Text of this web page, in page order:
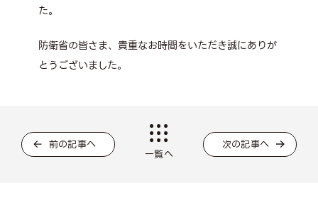
た。
防衛省の皆さま、貴重なお時間をいただき誠にありが
とうございました。
前の記事へ
一覧へ
次の記事へ